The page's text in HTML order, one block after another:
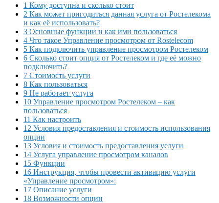
1 Кому доступна и сколько стоит
2 Как может пригодиться данная услуга от Ростелекома
и как её использовать?
3 Основные функции и как ими пользоваться
4 Что такое Управление просмотром от Rostelecom
5 Как подключить управление просмотром Ростелеком
6 Сколько стоит опция от Ростелеком и где её можно
подключить?
7 Стоимость услуги
8 Как пользоваться
9 Не работает услуга
10 Управление просмотром Ростелеком – как
пользоваться
11 Как настроить
12 Условия предоставления и стоимость использования
опции
13 Условия и стоимость предоставления услуги
14 Услуга управление просмотром каналов
15 Функции
16 Инструкция, чтобы провести активацию услуги
«Управление просмотром»:
17 Описание услуги
18 Возможности опции